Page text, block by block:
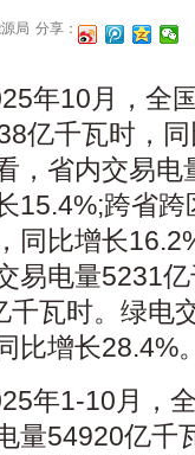
局 分享：
年10月，全
亿千瓦时，
，省内交易电
15.4%;跨省
同比增长
易电量5231
千瓦时。绿电
比增长28.4%
年1-10月，
量54920亿千